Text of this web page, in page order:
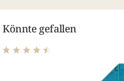
Könnte gefallen
Durchschnittliche Bewertung